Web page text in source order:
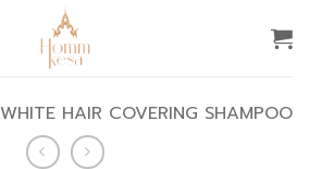
WHITE HAIR COVERING SHAMPOO